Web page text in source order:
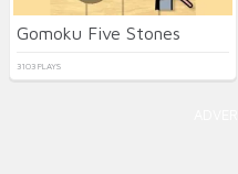
Gomoku Five Stones
3103 PLAYS